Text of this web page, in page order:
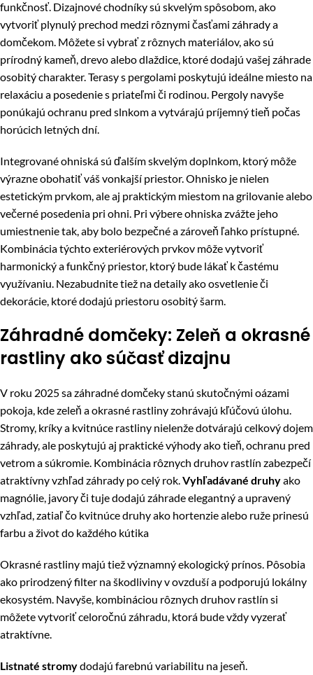
funkčnosť. Dizajnové chodníky sú skvelým spôsobom, ako
vytvoriť plynulý prechod medzi rôznymi časťami záhrady a
domčekom. Môžete si vybrať z rôznych materiálov, ako sú
prírodný kameň, drevo alebo dlaždice, ktoré dodajú vašej záhrade
osobitý charakter. Terasy s pergolami poskytujú ideálne miesto na
relaxáciu a posedenie s priateľmi či rodinou. Pergoly navyše
ponúkajú ochranu pred slnkom a vytvárajú príjemný tieň počas
horúcich letných dní.
Integrované ohniská sú ďalším skvelým doplnkom, ktorý môže
výrazne obohatiť váš vonkajší priestor. Ohnisko je nielen
estetickým prvkom, ale aj praktickým miestom na grilovanie alebo
večerné posedenia pri ohni. Pri výbere ohniska zvážte jeho
umiestnenie tak, aby bolo bezpečné a zároveň ľahko prístupné.
Kombinácia týchto exteriérových prvkov môže vytvoriť
harmonický a funkčný priestor, ktorý bude lákať k častému
využívaniu. Nezabudnite tiež na detaily ako osvetlenie či
dekorácie, ktoré dodajú priestoru osobitý šarm.
Záhradné domčeky: Zeleň a okrasné
rastliny ako súčasť dizajnu
V roku 2025 sa záhradné domčeky stanú skutočnými oázami
pokoja, kde zeleň a okrasné rastliny zohrávajú kľúčovú úlohu.
Stromy, kríky a kvitnúce rastliny nielenže dotvárajú celkový dojem
záhrady, ale poskytujú aj praktické výhody ako tieň, ochranu pred
vetrom a súkromie. Kombinácia rôznych druhov rastlín zabezpečí
atraktívny vzhľad záhrady po celý rok. Vyhľadávané druhyako
magnólie, javory či tuje dodajú záhrade elegantný a upravený
vzhľad, zatiaľ čo kvitnúce druhy ako hortenzie alebo ruže prinesú
farbu a život do každého kútika
Okrasné rastliny majú tiež významný ekologický prínos. Pôsobia
ako prirodzený filter na škodliviny v ovzduší a podporujú lokálny
ekosystém. Navyše, kombináciou rôznych druhov rastlín si
môžete vytvoriť celoročnú záhradu, ktorá bude vždy vyzerať
atraktívne.
Listnaté stromydodajú farebnú variabilitu na jeseň.